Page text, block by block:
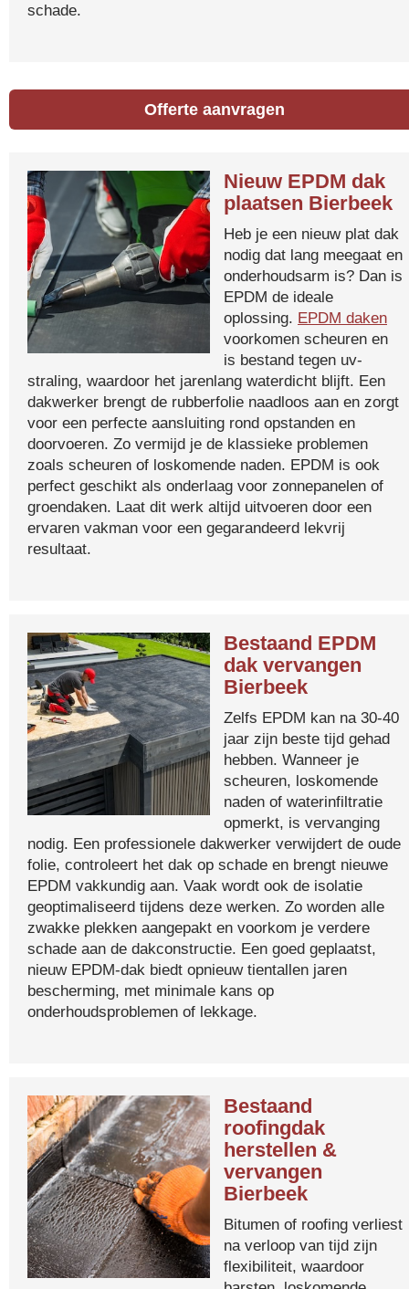
schade.
Offerte aanvragen
Nieuw EPDM dak
plaatsen Bierbeek
Heb je een nieuw plat dak
nodig dat lang meegaat en
onderhoudsarm is? Dan is
EPDM de ideale
oplossing. EPDM daken
voorkomen scheuren en
is bestand tegen uv-
straling, waardoor het jarenlang waterdicht blijft. Een
dakwerker brengt de rubberfolie naadloos aan en zorgt
voor een perfecte aansluiting rond opstanden en
doorvoeren. Zo vermijd je de klassieke problemen
zoals scheuren of loskomende naden. EPDM is ook
perfect geschikt als onderlaag voor zonnepanelen of
groendaken. Laat dit werk altijd uitvoeren door een
ervaren vakman voor een gegarandeerd lekvrij
resultaat.
Bestaand EPDM
dak vervangen
Bierbeek
Zelfs EPDM kan na 30-40
jaar zijn beste tijd gehad
hebben. Wanneer je
scheuren, loskomende
naden of waterinfiltratie
opmerkt, is vervanging
nodig. Een professionele dakwerker verwijdert de oude
folie, controleert het dak op schade en brengt nieuwe
EPDM vakkundig aan. Vaak wordt ook de isolatie
geoptimaliseerd tijdens deze werken. Zo worden alle
zwakke plekken aangepakt en voorkom je verdere
schade aan de dakconstructie. Een goed geplaatst,
nieuw EPDM-dak biedt opnieuw tientallen jaren
bescherming, met minimale kans op
onderhoudsproblemen of lekkage.
Bestaand
roofingdak
herstellen &
vervangen
Bierbeek
Bitumen of roofing verliest
na verloop van tijd zijn
flexibiliteit, waardoor